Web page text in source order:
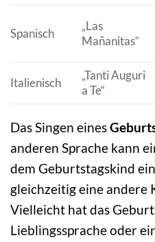
Spanisch
„Las
Mañanitas“
Italienisch
„Tanti Auguri
a Te“
Das Singen eines
anderen Sprache kann
dem Geburtstagskind
gleichzeitig eine andere
Vielleicht hat das
Lieblingssprache oder